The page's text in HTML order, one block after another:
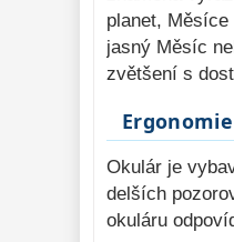
planet,
jasný Měsíc
zvětšení s
Okulár je
delších
okuláru